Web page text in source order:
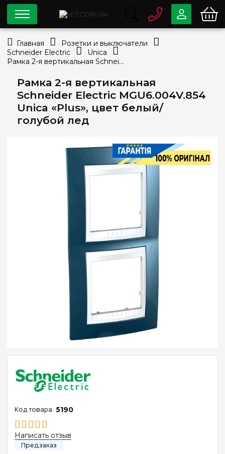
Рамка 2-я вертикальная
Schneider Electric MGU6.004V.854
Unica «Plus», цвет белый/
голубой лед
5190
Написать отзыв
0 80033-63-07
info@e7.com.ua
Viber Telegram
Главная
Розетки и выключатели
Schneider Electric
Unica
Рамка 2-я вертикальная Schneider Electric MGU6.004V.854 Unica «Plus», цвет белый/голубой лед